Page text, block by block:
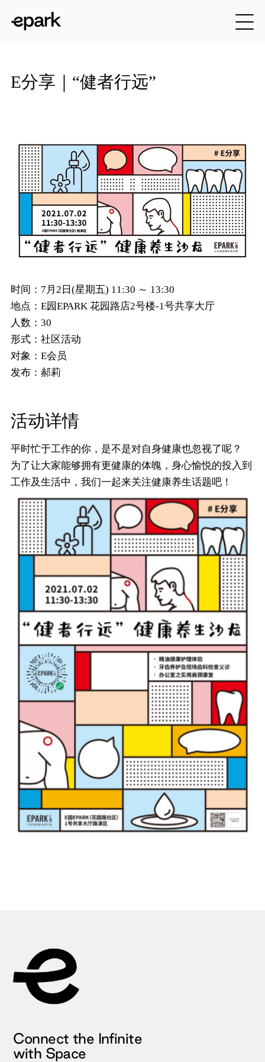
E分享｜“健者行远”
时间： 7月2日(星期五) 11:30 ～ 13:30
地点： E园EPARK 花园路店2号楼-1号共享大厅
人数： 30
形式： 社区活动
对象： E会员
发布： 郝莉
活动详情
平时忙于工作的你，是不是对自身健康也忽视了呢？
为了让大家能够拥有更健康的体魄，身心愉悦的投入到
工作及生活中，我们一起来关注健康养生话题吧！
Connect the Infinite
with Space